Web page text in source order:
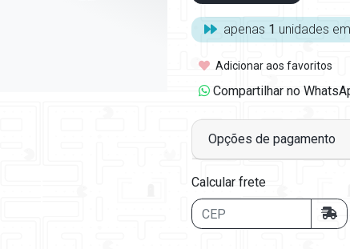
apenas 1 unidades
Adicionar aos favoritos
Compartilhar no
Opções de pagamento
Calcular frete